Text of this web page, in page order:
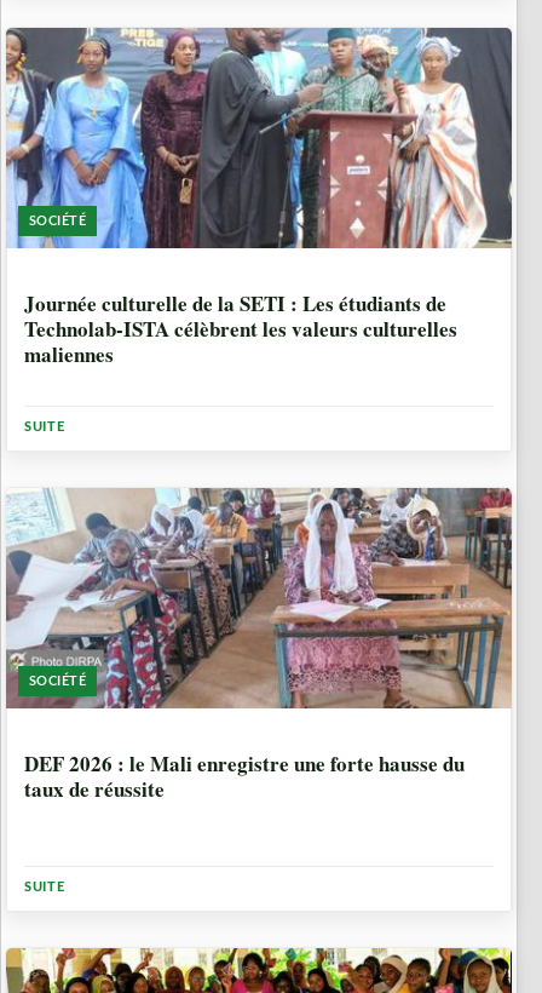
SOCIÉTÉ
Journée culturelle de la SETI : Les étudiants de
Technolab-ISTA célèbrent les valeurs culturelles
maliennes
SUITE
SOCIÉTÉ
DEF 2026 : le Mali enregistre une forte hausse du
taux de réussite
SUITE